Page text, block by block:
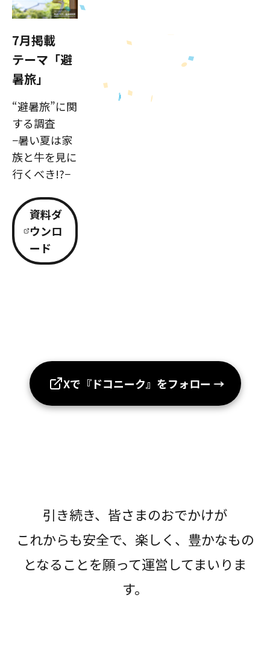
7月掲載
テーマ「避
暑旅」
“避暑旅”に関
する調査
−暑い夏は家
族と牛を見に
行くべき!?−
資料ダ
ウンロ
ード
Xで『ドコニーク』をフォロー →
引き続き、皆さまのおでかけが
これからも安全で、楽しく、豊かなもの
となることを願って運営してまいりま
す。